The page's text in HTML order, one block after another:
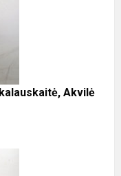
Akvilė